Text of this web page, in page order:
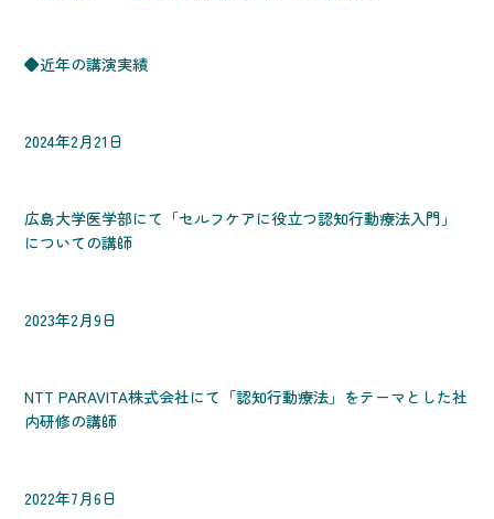
◆近年の講演実績
2024年2月21日
広島大学医学部にて「セルフケアに役立つ認知行動療法入門」
についての講師
2023年2月9日
NTT PARAVITA株式会社にて「認知行動療法」をテーマとした社
内研修の講師
2022年7月6日